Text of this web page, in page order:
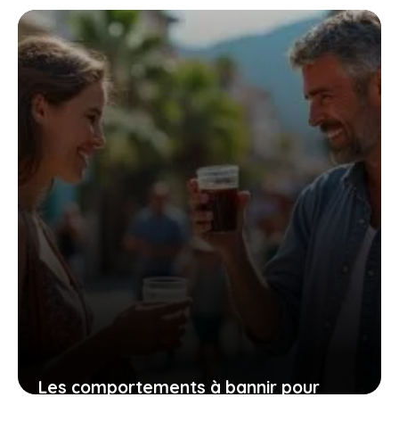
mauvaises surprises et vivre un séjour
sûr à Marrakech
19 septembre 2025
Les comportements à bannir pour